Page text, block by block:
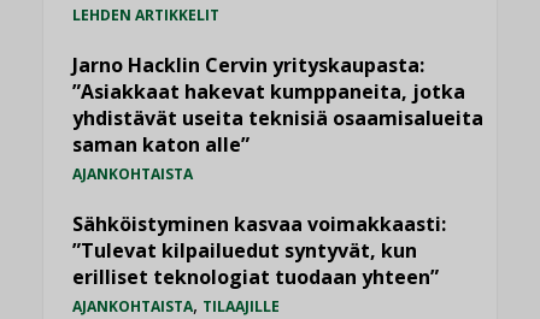
LEHDEN ARTIKKELIT
Jarno Hacklin Cervin yrityskaupasta:
”Asiakkaat hakevat kumppaneita, jotka
yhdistävät useita teknisiä osaamisalueita
saman katon alle”
AJANKOHTAISTA
Sähköistyminen kasvaa voimakkaasti:
”Tulevat kilpailuedut syntyvät, kun
erilliset teknologiat tuodaan yhteen”
AJANKOHTAISTA, TILAAJILLE